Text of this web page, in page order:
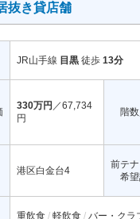
抜き貸店舗
JR山手線 目黒 徒歩 13分
330万円 ／67,734
円
階
港区白金台4
前テ
希
重飲食 軽飲食 バー・クラ